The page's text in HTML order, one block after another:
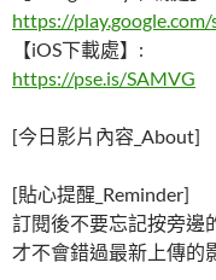
https://
【iOS下載處】:
https://pse.is/SAMVG
[今日影片內容_About]
[貼心提醒_Reminder]
訂閱後不要忘記按旁邊
才不會錯過最新上傳的